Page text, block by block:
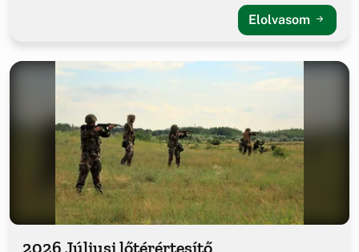
Elolvasom
2026 Júliusi lőtérértesítő